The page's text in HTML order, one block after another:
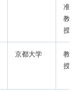
准
教
授
京都大学
教
授